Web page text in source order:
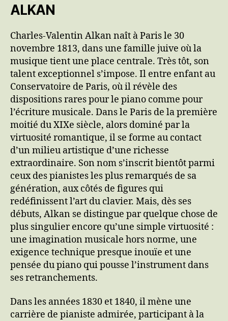
ALKAN
Charles-Valentin Alkan naît à Paris le 30
novembre 1813, dans une famille juive où la
musique tient une place centrale. Très tôt, son
talent exceptionnel s’impose. Il entre enfant au
Conservatoire de Paris, où il révèle des
dispositions rares pour le piano comme pour
l’écriture musicale. Dans le Paris de la première
moitié du XIXe siècle, alors dominé par la
virtuosité romantique, il se forme au contact
d’un milieu artistique d’une richesse
extraordinaire. Son nom s’inscrit bientôt parmi
ceux des pianistes les plus remarqués de sa
génération, aux côtés de figures qui
redéfinissent l’art du clavier. Mais, dès ses
débuts, Alkan se distingue par quelque chose de
plus singulier encore qu’une simple virtuosité :
une imagination musicale hors norme, une
exigence technique presque inouïe et une
pensée du piano qui pousse l’instrument dans
ses retranchements.
Dans les années 1830 et 1840, il mène une
carrière de pianiste admirée, participant à la